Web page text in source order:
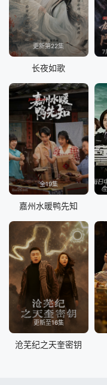
更新第22集
长夜如歌
全19集
嘉州水暖鸭先知
更新至16集
沧芜纪之天奎密钥